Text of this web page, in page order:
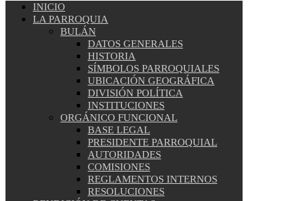
INICIO
LA PARROQUIA
BULÁN
DATOS GENERALES
HISTORIA
SÍMBOLOS PARROQUIALES
UBICACIÓN GEOGRÁFICA
DIVISIÓN POLÍTICA
INSTITUCIONES
ORGÁNICO FUNCIONAL
BASE LEGAL
PRESIDENTE PARROQUIAL
AUTORIDADES
COMISIONES
REGLAMENTOS INTERNOS
RESOLUCIONES